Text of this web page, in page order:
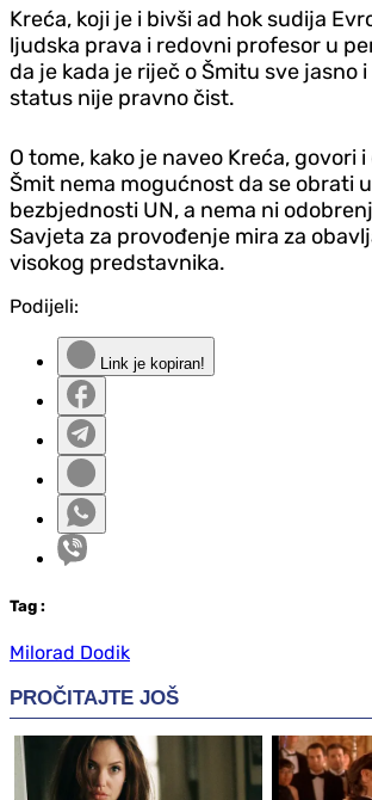
Kreća, koji je i bivši ad hok sudija
ljudska prava i redovni profesor u
da je kada je riječ o Šmitu sve jasno
status nije pravno čist.
O tome, kako je naveo Kreća, govori
Šmit nema mogućnost da se obrati
bezbjednosti UN, a nema ni
Savjeta za provođenje mira za
visokog predstavnika.
Podijeli:
Link je kopiran!
Tag :
Milorad Dodik